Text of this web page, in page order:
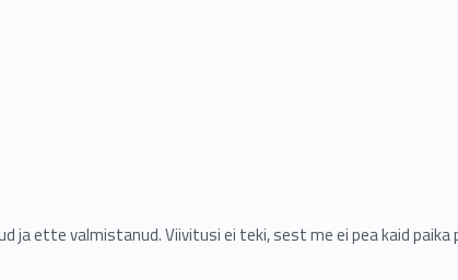
ja ette valmistanud. Viivitusi ei teki, sest me ei pea kaid paika